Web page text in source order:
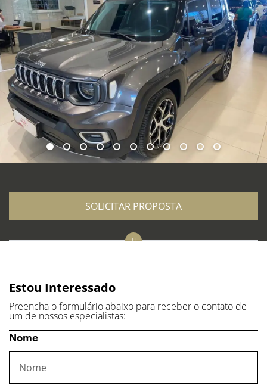
SOLICITAR PROPOSTA
Estou Interessado
Preencha o formulário abaixo para receber o contato de
um de nossos especialistas:
Nome